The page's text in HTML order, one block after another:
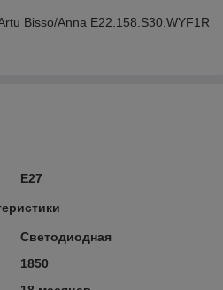
Bisso/Anna E22.158.S30.WYF1R
E27
Светодиодная
1850